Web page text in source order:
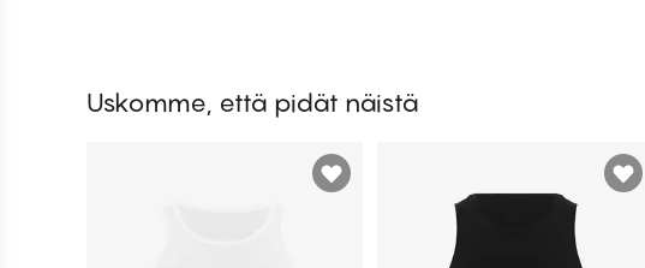
Uskomme, että pidät näistä